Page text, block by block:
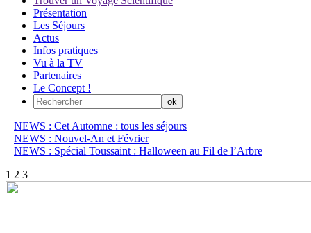
Présentation
Les Séjours
Actus
Infos pratiques
Vu à la TV
Partenaires
Le Concept !
NEWS : Cet Automne : tous les séjours
NEWS : Nouvel-An et Février
NEWS : Spécial Toussaint : Halloween au Fil de l’Arbre
1 2 3